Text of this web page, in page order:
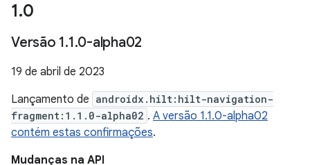
1.0
Versão 1.1.0-alpha02
19 de abril de 2023
Lançamento de androidx.hilt:hilt-navigation-
fragment:1.1.0-alpha02 . A versão 1.1.0-alpha02
contém estas confirmações.
Mudanças na API